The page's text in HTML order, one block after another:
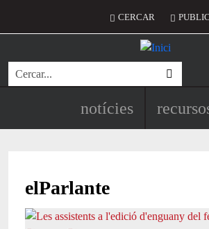
Menú del
CERCAR
Cerca
Navegació
notícies
elParlante